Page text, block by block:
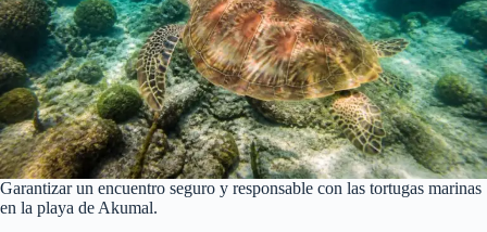
Garantizar un encuentro seguro y responsable con las tortugas marinas
en la playa de Akumal.